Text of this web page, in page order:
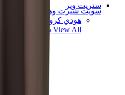
ستريت وير
سويت شيرت وهوديز
هودي كروم هارتس
View All سويت شيرت